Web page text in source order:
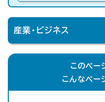
産業・ビジネス
このペー
こんなペー